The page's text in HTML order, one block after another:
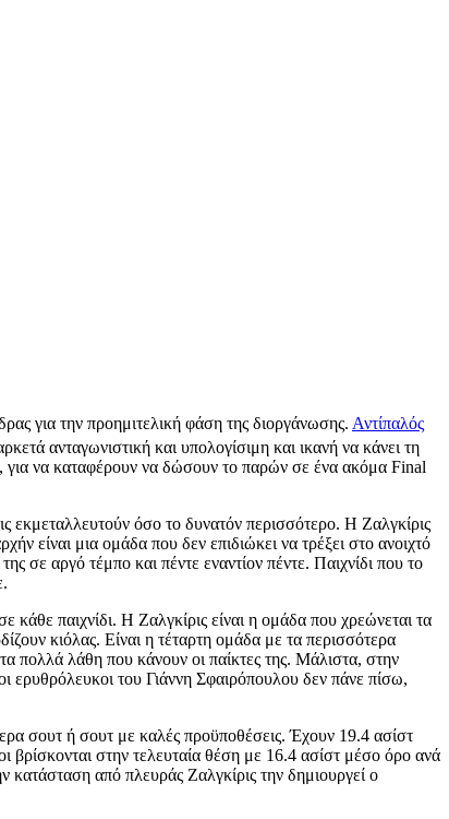
για την προημιτελική φάση της διοργάνωσης. Αντίπαλός
ανταγωνιστική και υπολογίσιμη και ικανή να κάνει τη
για να καταφέρουν να δώσουν το παρών σε ένα ακόμα Final
εκμεταλλευτούν όσο το δυνατόν περισσότερο. Η Ζαλγκίρις
είναι μια ομάδα που δεν επιδιώκει να τρέξει στο ανοιχτό
σε αργό τέμπο και πέντε εναντίον πέντε. Παιχνίδι που το
κάθε παιχνίδι. Η Ζαλγκίρις είναι η ομάδα που χρεώνεται τα
κιόλας. Είναι η τέταρτη ομάδα με τα περισσότερα
πολλά λάθη που κάνουν οι παίκτες της. Μάλιστα, στην
ερυθρόλευκοι του Γιάννη Σφαιρόπουλου δεν πάνε πίσω,
σουτ ή σουτ με καλές προϋποθέσεις. Έχουν 19.4 ασίστ
βρίσκονται στην τελευταία θέση με 16.4 ασίστ μέσο όρο ανά
κατάσταση από πλευράς Ζαλγκίρις την δημιουργεί ο